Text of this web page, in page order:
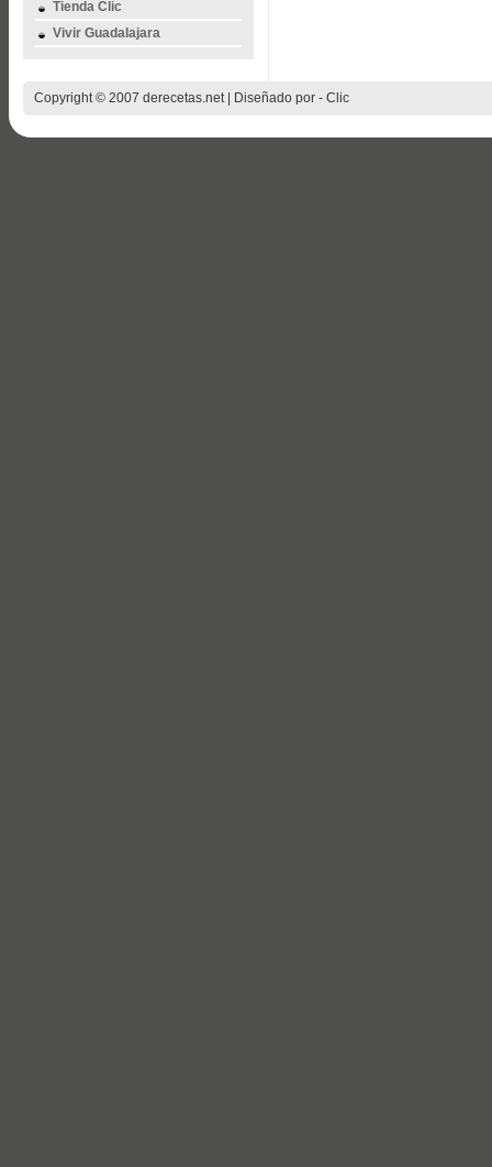
Tienda Clic
Vivir Guadalajara
Copyright © 2007 derecetas.net | Diseñado por - Clic